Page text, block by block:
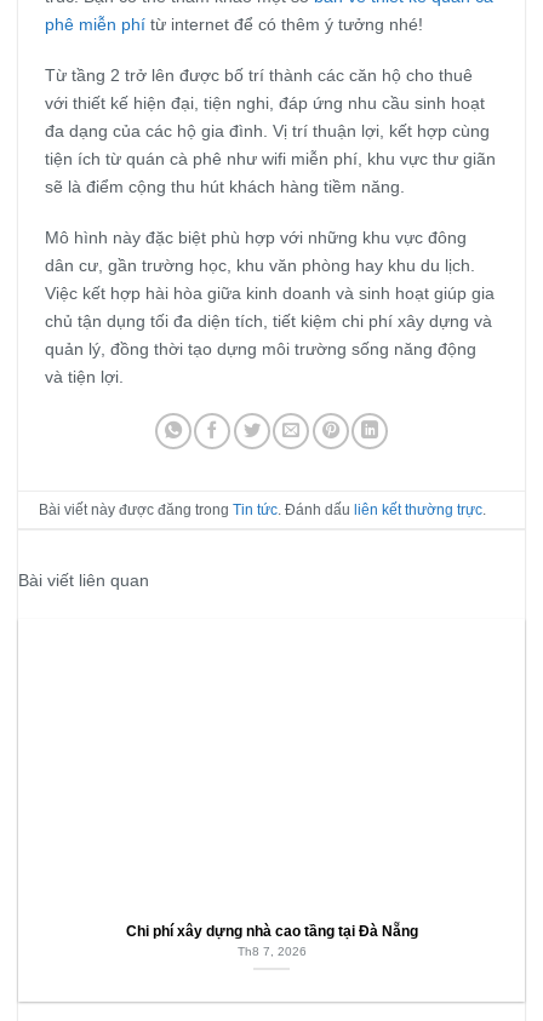
phê miễn phítừ internet để có thêm ý tưởng nhé!
Từ tầng 2 trở lên được bố trí thành các căn hộ cho thuê
với thiết kế hiện đại, tiện nghi, đáp ứng nhu cầu sinh hoạt
đa dạng của các hộ gia đình. Vị trí thuận lợi, kết hợp cùng
tiện ích từ quán cà phê như wifi miễn phí, khu vực thư giãn
sẽ là điểm cộng thu hút khách hàng tiềm năng.
Mô hình này đặc biệt phù hợp với những khu vực đông
dân cư, gần trường học, khu văn phòng hay khu du lịch.
Việc kết hợp hài hòa giữa kinh doanh và sinh hoạt giúp gia
chủ tận dụng tối đa diện tích, tiết kiệm chi phí xây dựng và
quản lý, đồng thời tạo dựng môi trường sống năng động
và tiện lợi.
Bài viết này được đăng trongTin tức . Đánh dấu liên kết thường trực
Bài viết liên quan
Chi phí xây dựng nhà cao tầng tại Đà Nẵng
Th8 7, 2026